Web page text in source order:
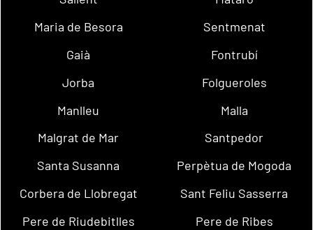
Maria de Besora
Sentmenat
Gaià
Fontrubí
Jorba
Folgueroles
Manlleu
Malla
Malgrat de Mar
Santpedor
Santa Susanna
Perpètua de Mogoda
Corbera de Llobregat
Sant Feliu Sasserra
Pere de Riudebitlles
Pere de Ribes